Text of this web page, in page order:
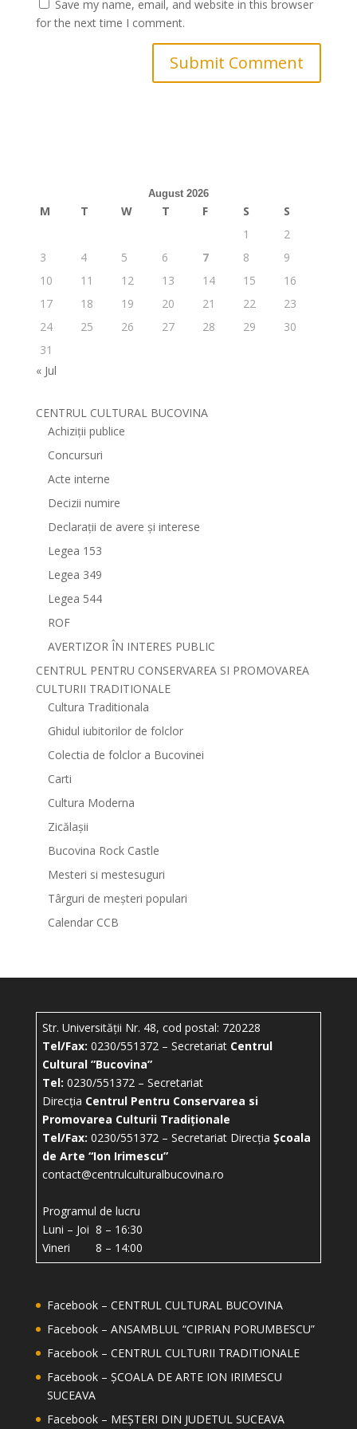
Save my name, email, and website in this browser
for the next time I comment.
August 2026
M T W T F S
S
1
2
3
4 5 6 7 8
9
10
11 12 13 14 15
16
17
18 19 20 21 22
23
24
25 26 27 28 29
30
31
« Jul
CENTRUL CULTURAL BUCOVINA
Achiziții publice
Concursuri
Acte interne
Decizii numire
Declarații de avere și interese
Legea 153
Legea 349
Legea 544
ROF
AVERTIZOR ÎN INTERES PUBLIC
CENTRUL PENTRU CONSERVAREA SI PROMOVAREA
CULTURII TRADITIONALE
Cultura Traditionala
Ghidul iubitorilor de folclor
Colectia de folclor a Bucovinei
Carti
Cultura Moderna
Zicălașii
Bucovina Rock Castle
Mesteri si mestesuguri
Târguri de meșteri populari
Calendar CCB
Str. Universității Nr. 48, cod postal: 720228
Tel/Fax: 0230/551372 – Secretariat Centrul
Cultural ”Bucovina”
Tel: 0230/551372 – Secretariat
Direcția Centrul Pentru Conservarea si
Promovarea Culturii Tradiționale
Tel/Fax: 0230/551372 – Secretariat Direcția Școala
de Arte “Ion Irimescu”
contact@centrulculturalbucovina.ro
Programul de lucru
Luni – Joi 8 – 16:30
Vineri 8 – 14:00
Facebook – CENTRUL CULTURAL BUCOVINA
Facebook – ANSAMBLUL “CIPRIAN PORUMBESCU”
Facebook – CENTRUL CULTURII TRADITIONALE
Facebook – ȘCOALA DE ARTE ION IRIMESCU
SUCEAVA
Facebook – MEȘTERI DIN JUDETUL SUCEAVA